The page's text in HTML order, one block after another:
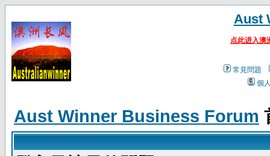
Aust
点此进入澳
常見問題
個
Aust Winner Business Forum